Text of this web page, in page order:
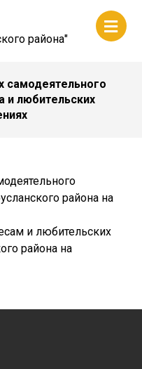
района"
самодеятельного
и любительских
района на
и любительских
района на